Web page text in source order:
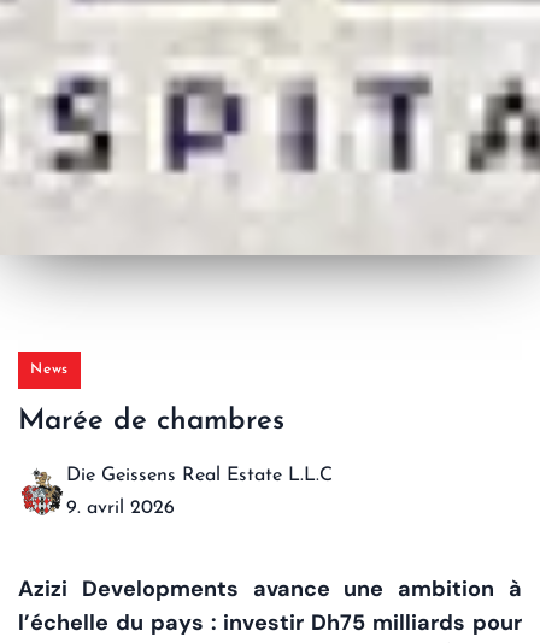
News
Marée de chambres
Die Geissens Real Estate L.L.C
9. avril 2026
Azizi Developments avance une ambition à
l’échelle du pays : investir Dh75 milliards pour